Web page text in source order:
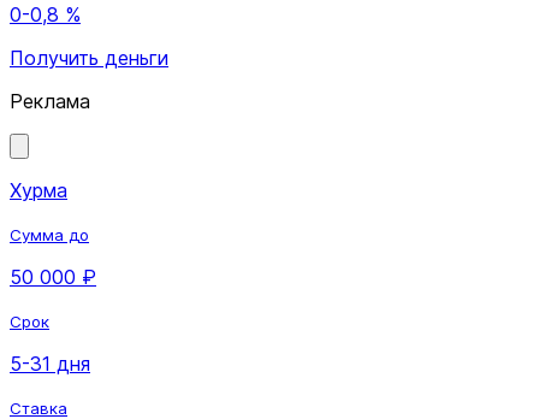
0-0,8 %
Получить деньги
Реклама
Хурма
Сумма до
50 000 ₽
Срок
5-31 дня
Ставка